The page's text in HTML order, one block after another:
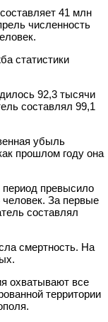
41 млн
численность
статистики
92,3 тысячи
составлял 99,1
убыль
прошлом году она
период превысило
За первые
составлял
смертность. На
охватывают все
территории